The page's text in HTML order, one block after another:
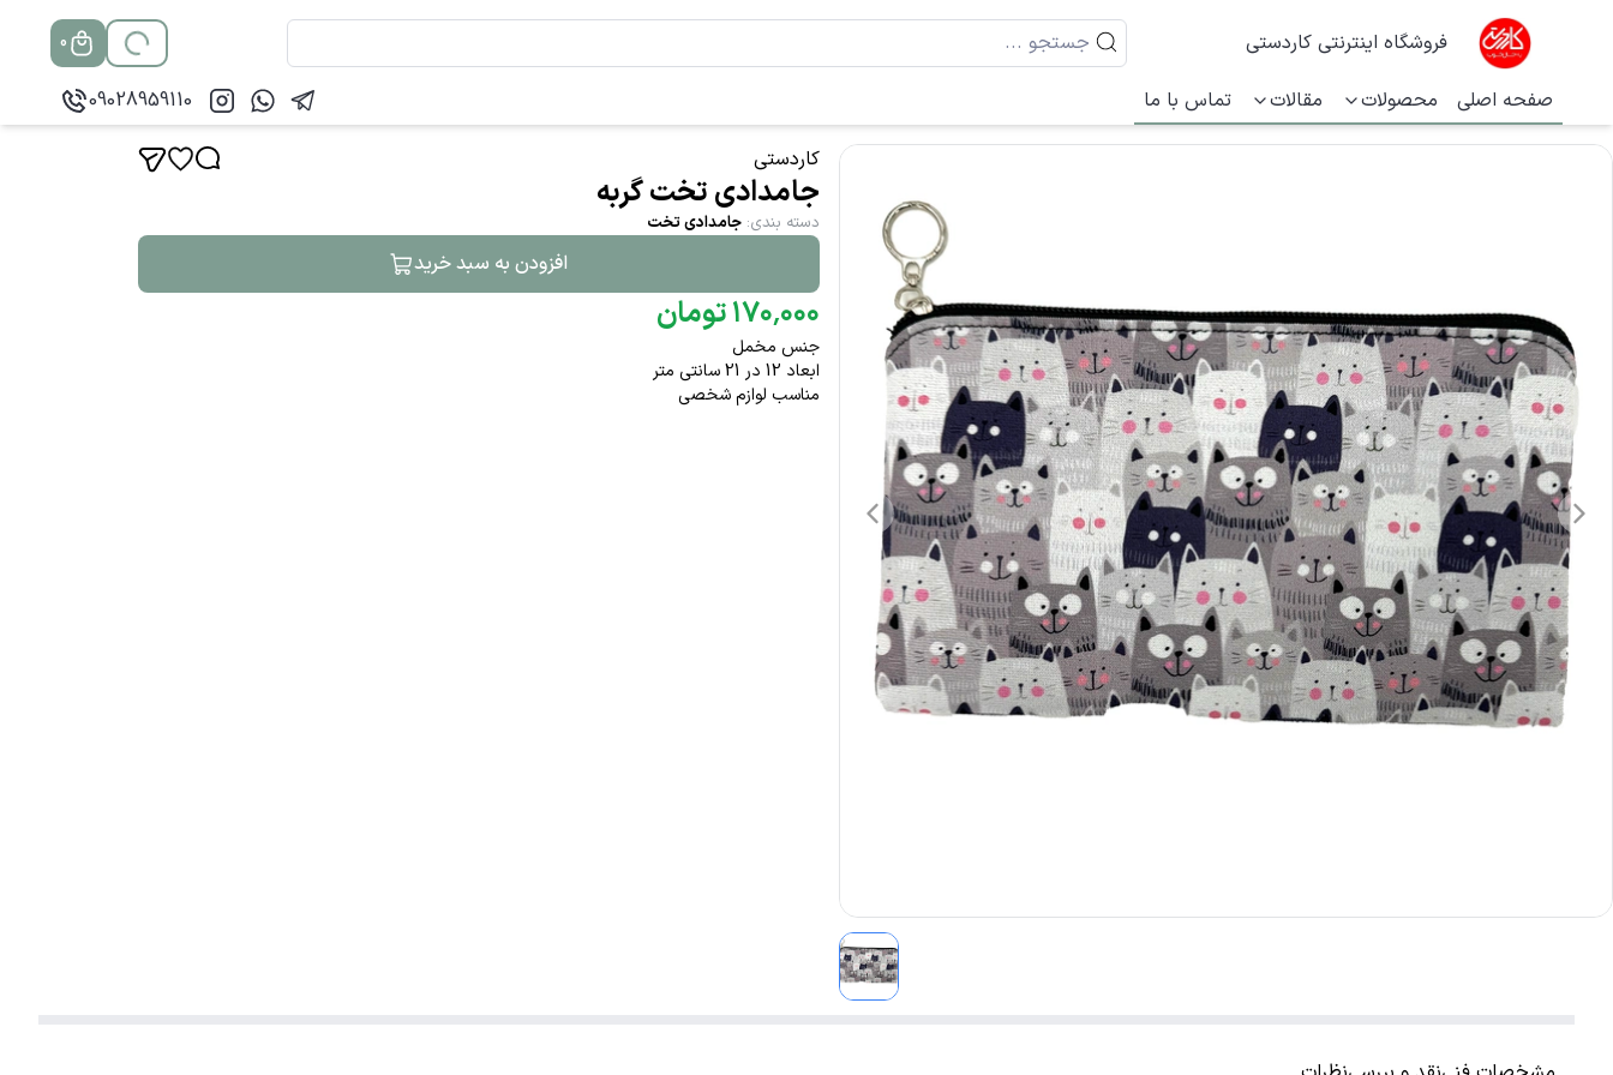
فروشگاه اینترنتی کاردستی 0
صفحه اصلی محصولات مقالات تماس با ما 09028959110
کاردستی
جامدادی تخت گربه
دسته بندی: جامدادی تخت
افزودن به سبد خرید
۱۷۰٬۰۰۰ تومان
جنس مخمل
ابعاد 12 در 21 سانتی متر
مناسب لوازم شخصی